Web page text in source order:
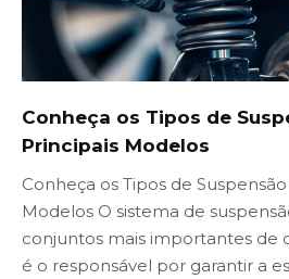
Conheça os Tipos de
Principais Modelos
Conheça os Tipos de
Modelos O sistema de
conjuntos mais importantes de
é o responsável por garantir a